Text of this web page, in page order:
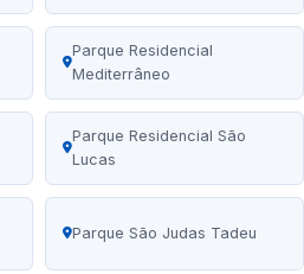
Parque Residencial
Mediterrâneo
Parque Residencial São
Lucas
Parque São Judas Tadeu